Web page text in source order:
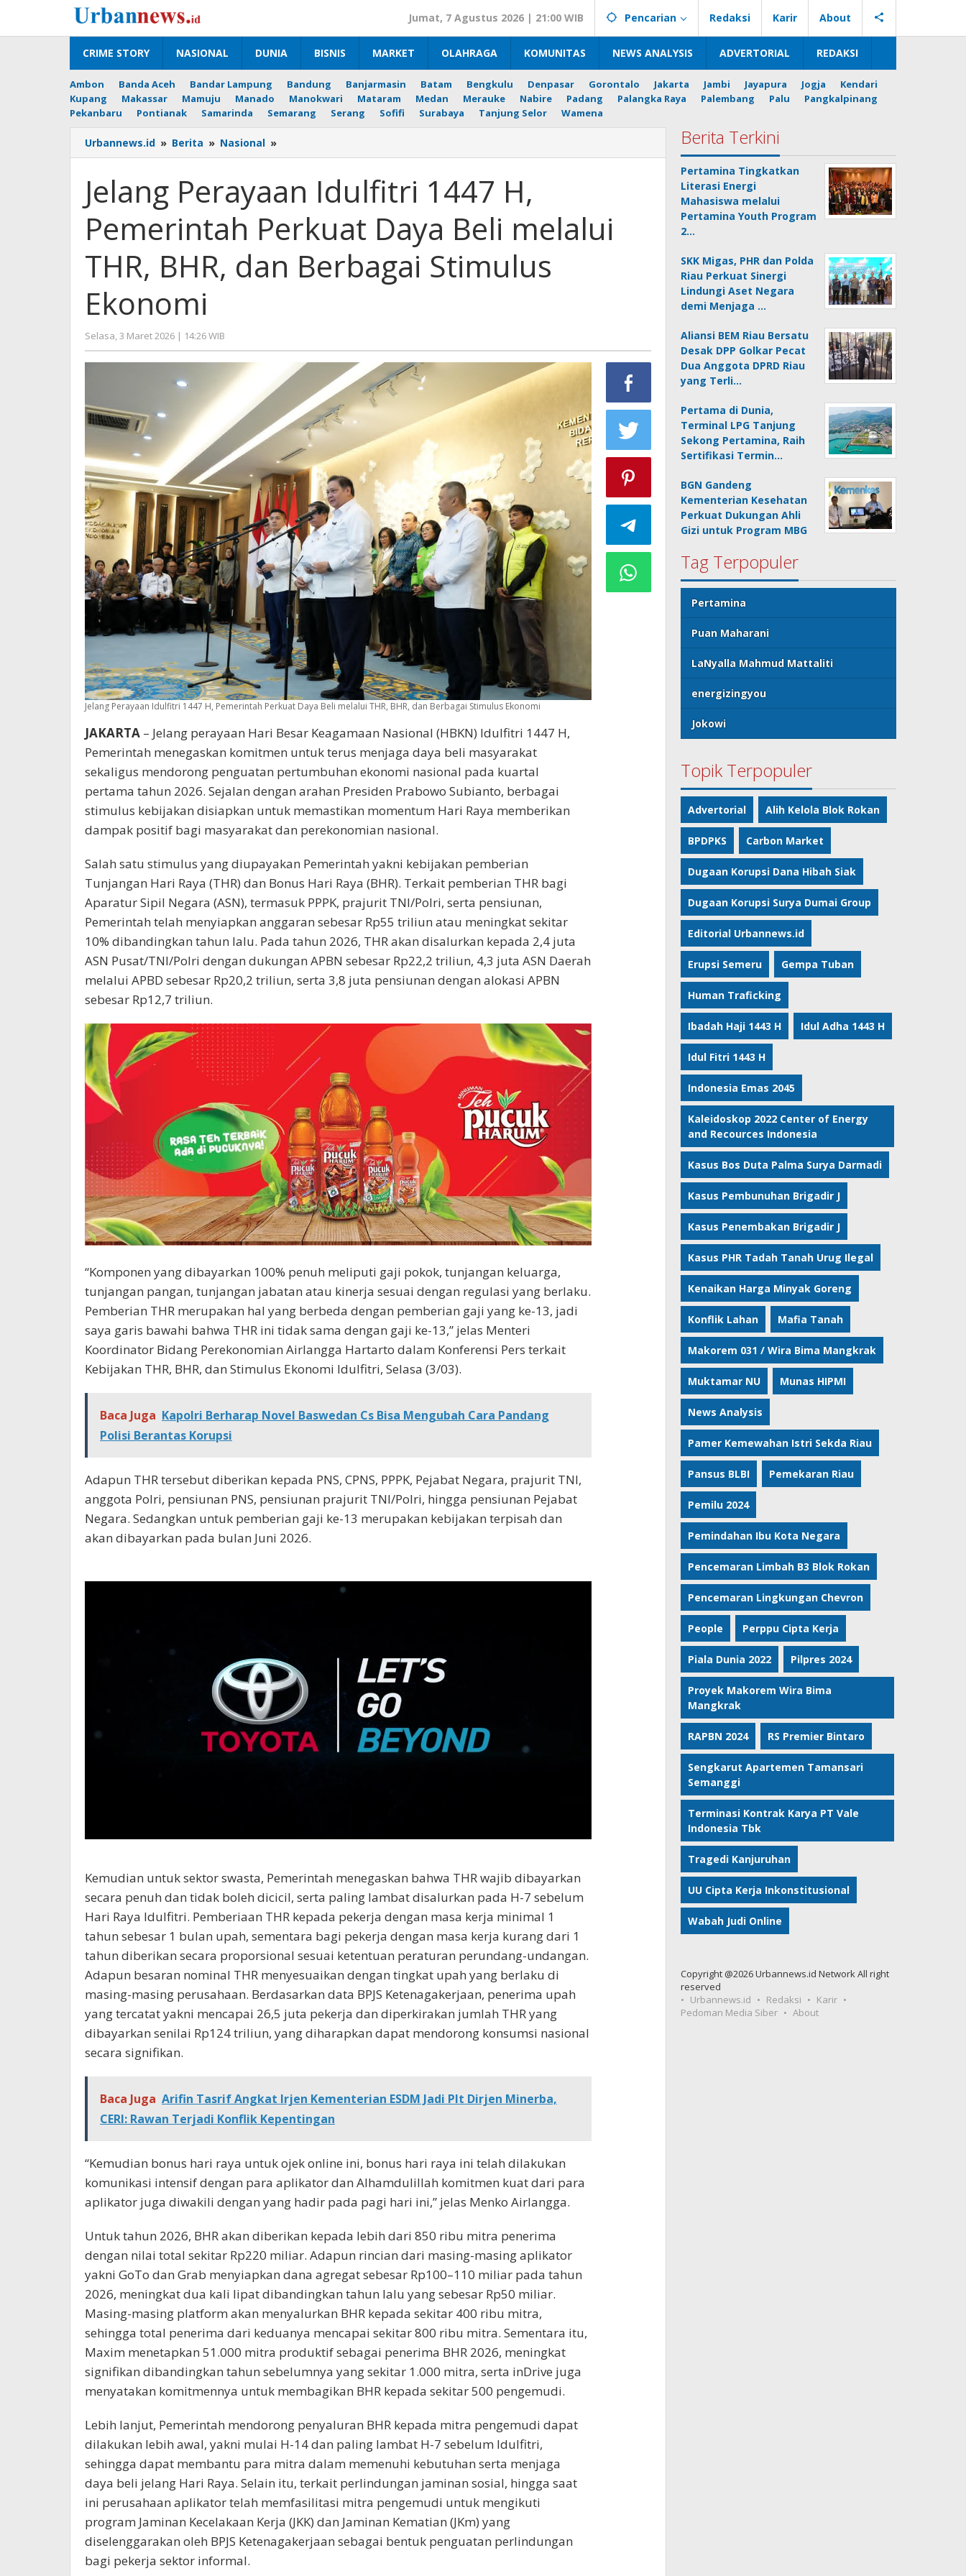
konten
Jumat, 7 Agustus 2026 | 21:00 WIB Pencarian Redaksi Karir About
CRIME STORY NASIONAL DUNIA BISNIS MARKET OLAHRAGA KOMUNITAS NEWS ANALYSIS ADVERTORIAL REDAKSI
Ambon Banda Aceh Bandar Lampung Bandung Banjarmasin Batam Bengkulu Denpasar Gorontalo Jakarta Jambi Jayapura Jogja
Kendari
Kupang
Makassar Mamuju Manado Manokwari Mataram Medan Merauke Nabire Padang Palangka Raya Palembang Palu
Pangkalpinang
Pekanbaru
Pontianak Samarinda Semarang Serang Sofifi Surabaya Tanjung Selor Wamena
Urbannews.id » Berita » Nasional »
Perayaan
1447
H,
Pemerintah
Perkuat
Beli
melalui
Stimulus
Ekonomi
Jelang Perayaan Idulfitri 1447 H,
Pemerintah Perkuat Daya Beli melalui
THR, BHR, dan Berbagai Stimulus
Ekonomi
Selasa, 3 Maret 2026 | 14:26 WIB
Editor
Jelang Perayaan Idulfitri 1447 H, Pemerintah Perkuat Daya Beli melalui THR, BHR, dan Berbagai Stimulus Ekonomi
JAKARTA – Jelang perayaan Hari Besar Keagamaan Nasional (HBKN) Idulfitri 1447 H,
Pemerintah menegaskan komitmen untuk terus menjaga daya beli masyarakat
sekaligus mendorong penguatan pertumbuhan ekonomi nasional pada kuartal
pertama tahun 2026. Sejalan dengan arahan Presiden Prabowo Subianto, berbagai
stimulus kebijakan disiapkan untuk memastikan momentum Hari Raya memberikan
dampak positif bagi masyarakat dan perekonomian nasional.
Salah satu stimulus yang diupayakan Pemerintah yakni kebijakan pemberian
Tunjangan Hari Raya (THR) dan Bonus Hari Raya (BHR). Terkait pemberian THR bagi
Aparatur Sipil Negara (ASN), termasuk PPPK, prajurit TNI/Polri, serta pensiunan,
Pemerintah telah menyiapkan anggaran sebesar Rp55 triliun atau meningkat sekitar
10% dibandingkan tahun lalu. Pada tahun 2026, THR akan disalurkan kepada 2,4 juta
ASN Pusat/TNI/Polri dengan dukungan APBN sebesar Rp22,2 triliun, 4,3 juta ASN Daerah
melalui APBD sebesar Rp20,2 triliun, serta 3,8 juta pensiunan dengan alokasi APBN
sebesar Rp12,7 triliun.
“Komponen yang dibayarkan 100% penuh meliputi gaji pokok, tunjangan keluarga,
tunjangan pangan, tunjangan jabatan atau kinerja sesuai dengan regulasi yang berlaku.
Pemberian THR merupakan hal yang berbeda dengan pemberian gaji yang ke-13, jadi
saya garis bawahi bahwa THR ini tidak sama dengan gaji ke-13,” jelas Menteri
Koordinator Bidang Perekonomian Airlangga Hartarto dalam Konferensi Pers terkait
Kebijakan THR, BHR, dan Stimulus Ekonomi Idulfitri, Selasa (3/03).
Baca Juga Kapolri Berharap Novel Baswedan Cs Bisa Mengubah Cara Pandang
Polisi Berantas Korupsi
Adapun THR tersebut diberikan kepada PNS, CPNS, PPPK, Pejabat Negara, prajurit TNI,
anggota Polri, pensiunan PNS, pensiunan prajurit TNI/Polri, hingga pensiunan Pejabat
Negara. Sedangkan untuk pemberian gaji ke-13 merupakan kebijakan terpisah dan
akan dibayarkan pada bulan Juni 2026.
Kemudian untuk sektor swasta, Pemerintah menegaskan bahwa THR wajib dibayarkan
secara penuh dan tidak boleh dicicil, serta paling lambat disalurkan pada H-7 sebelum
Hari Raya Idulfitri. Pemberiaan THR kepada pekerja dengan masa kerja minimal 1
tahun sebesar 1 bulan upah, sementara bagi pekerja dengan masa kerja kurang dari 1
tahun diberikan secara proporsional sesuai ketentuan peraturan perundang-undangan.
Adapun besaran nominal THR menyesuaikan dengan tingkat upah yang berlaku di
masing-masing perusahaan. Berdasarkan data BPJS Ketenagakerjaan, penerima upah
yang tercatat yakni mencapai 26,5 juta pekerja dan diperkirakan jumlah THR yang
dibayarkan senilai Rp124 triliun, yang diharapkan dapat mendorong konsumsi nasional
secara signifikan.
Baca Juga Arifin Tasrif Angkat Irjen Kementerian ESDM Jadi Plt Dirjen Minerba,
CERI: Rawan Terjadi Konflik Kepentingan
“Kemudian bonus hari raya untuk ojek online ini, bonus hari raya ini telah dilakukan
komunikasi intensif dengan para aplikator dan Alhamdulillah komitmen kuat dari para
aplikator juga diwakili dengan yang hadir pada pagi hari ini,” jelas Menko Airlangga.
Untuk tahun 2026, BHR akan diberikan kepada lebih dari 850 ribu mitra penerima
dengan nilai total sekitar Rp220 miliar. Adapun rincian dari masing-masing aplikator
yakni GoTo dan Grab menyiapkan dana agregat sebesar Rp100–110 miliar pada tahun
2026, meningkat dua kali lipat dibandingkan tahun lalu yang sebesar Rp50 miliar.
Masing-masing platform akan menyalurkan BHR kepada sekitar 400 ribu mitra,
sehingga total penerima dari keduanya mencapai sekitar 800 ribu mitra. Sementara itu,
Maxim menetapkan 51.000 mitra produktif sebagai penerima BHR 2026, meningkat
signifikan dibandingkan tahun sebelumnya yang sekitar 1.000 mitra, serta inDrive juga
menyatakan komitmennya untuk membagikan BHR kepada sekitar 500 pengemudi.
Lebih lanjut, Pemerintah mendorong penyaluran BHR kepada mitra pengemudi dapat
dilakukan lebih awal, yakni mulai H-14 dan paling lambat H-7 sebelum Idulfitri,
sehingga dapat membantu para mitra dalam memenuhi kebutuhan serta menjaga
daya beli jelang Hari Raya. Selain itu, terkait perlindungan jaminan sosial, hingga saat
ini perusahaan aplikator telah memfasilitasi mitra pengemudi untuk mengikuti
program Jaminan Kecelakaan Kerja (JKK) dan Jaminan Kematian (JKm) yang
diselenggarakan oleh BPJS Ketenagakerjaan sebagai bentuk penguatan perlindungan
bagi pekerja sektor informal.
Berita Terkini
Pertamina Tingkatkan
Literasi Energi
Mahasiswa melalui
Pertamina Youth Program
2…
SKK Migas, PHR dan Polda
Riau Perkuat Sinergi
Lindungi Aset Negara
demi Menjaga …
Aliansi BEM Riau Bersatu
Desak DPP Golkar Pecat
Dua Anggota DPRD Riau
yang Terli…
Pertama di Dunia,
Terminal LPG Tanjung
Sekong Pertamina, Raih
Sertifikasi Termin…
BGN Gandeng
Kementerian Kesehatan
Perkuat Dukungan Ahli
Gizi untuk Program MBG
Tag Terpopuler
Pertamina
Puan Maharani
LaNyalla Mahmud Mattaliti
energizingyou
Jokowi
Topik Terpopuler
Advertorial Alih Kelola Blok Rokan
BPDPKS Carbon Market
Dugaan Korupsi Dana Hibah Siak
Dugaan Korupsi Surya Dumai Group
Editorial Urbannews.id
Erupsi Semeru Gempa Tuban
Human Traficking
Ibadah Haji 1443 H Idul Adha 1443 H
Idul Fitri 1443 H
Indonesia Emas 2045
Kaleidoskop 2022 Center of Energy
and Recources Indonesia
Kasus Bos Duta Palma Surya Darmadi
Kasus Pembunuhan Brigadir J
Kasus Penembakan Brigadir J
Kasus PHR Tadah Tanah Urug Ilegal
Kenaikan Harga Minyak Goreng
Konflik Lahan Mafia Tanah
Makorem 031 / Wira Bima Mangkrak
Muktamar NU Munas HIPMI
News Analysis
Pamer Kemewahan Istri Sekda Riau
Pansus BLBI Pemekaran Riau
Pemilu 2024
Pemindahan Ibu Kota Negara
Pencemaran Limbah B3 Blok Rokan
Pencemaran Lingkungan Chevron
People Perppu Cipta Kerja
Piala Dunia 2022 Pilpres 2024
Proyek Makorem Wira Bima
Mangkrak
RAPBN 2024 RS Premier Bintaro
Sengkarut Apartemen Tamansari
Semanggi
Terminasi Kontrak Karya PT Vale
Indonesia Tbk
Tragedi Kanjuruhan
UU Cipta Kerja Inkonstitusional
Wabah Judi Online
Copyright @2026 Urbannews.id Network All right
reserved
Urbannews.id
Redaksi
Karir
Pedoman Media Siber
About